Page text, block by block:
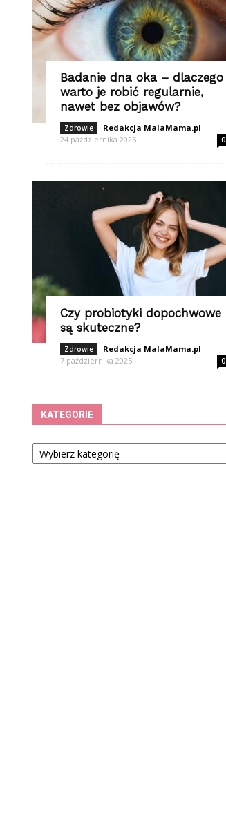
Badanie dna oka – dlaczego
warto je robić regularnie,
nawet bez objawów?
Zdrowie Redakcja MalaMama.pl -
24 października 2025
0
Czy probiotyki dopochwowe
są skuteczne?
Zdrowie Redakcja MalaMama.pl -
7 października 2025
0
KATEGORIE
Kategorie